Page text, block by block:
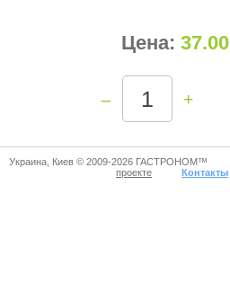
Цена: 37.00
– +
Украина, Киев © 2009-2026 ГАСТРОНОМ™
проекте
Контакты